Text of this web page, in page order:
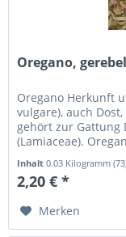
Oregano,
Oregano Herkunft
vulgare), auch
gehört zur Gattung
(Lamiaceae).
Inhalt0.03 Kilogramm
2,20 € *
Merken